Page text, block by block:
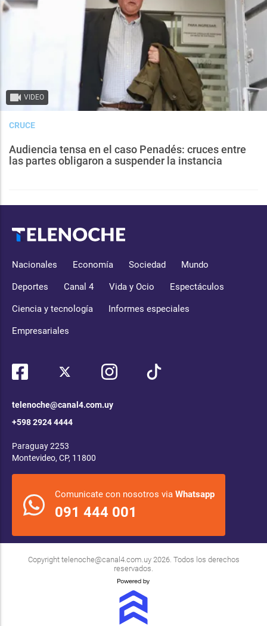
VIDEO
CRUCE
Audiencia tensa en el caso Penadés: cruces entre
las partes obligaron a suspender la instancia
Nacionales Economía Sociedad Mundo
Deportes Canal 4 Vida y Ocio Espectáculos
Ciencia y tecnología Informes especiales
Empresariales
telenoche@canal4.com.uy
+598 2924 4444
Paraguay 2253
Montevideo, CP, 11800
Comunicate con nosotros via Whatsapp
091 444 001
Copyright telenoche@canal4.com.uy2026. Todos los derechos
reservados.